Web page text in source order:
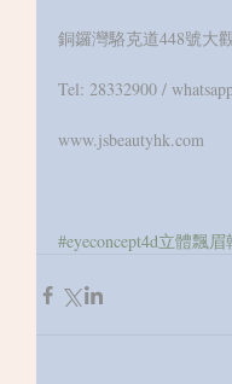
銅鑼灣駱克道448號大
Tel: 28332900 /
www.jsbeautyhk.com
#eyeconcept4d立體飄